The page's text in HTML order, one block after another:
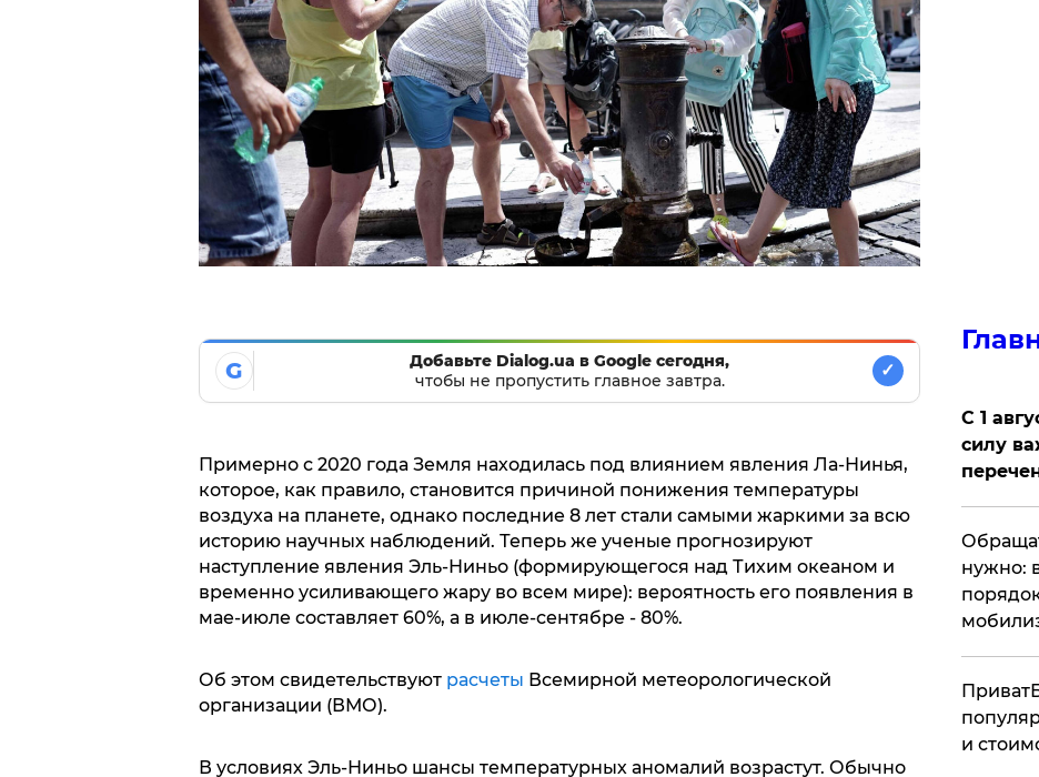
G
Добавьте Dialog.ua в Google сегодня,
чтобы не пропустить главное завтра.
✓
Примерно с 2020 года Земля находилась под влиянием явления Ла-Нинья,
которое, как правило, становится причиной понижения температуры
воздуха на планете, однако последние 8 лет стали самыми жаркими за всю
историю научных наблюдений. Теперь же ученые прогнозируют
наступление явления Эль-Ниньо (формирующегося над Тихим океаном и
временно усиливающего жару во всем мире): вероятность его появления в
мае-июле составляет 60%, а в июле-сентябре - 80%.
Об этом свидетельствуют расчеты Всемирной метеорологической
организации (ВМО).
В условиях Эль-Ниньо шансы температурных аномалий возрастут. Обычно
С 1
силу
нужно:
и